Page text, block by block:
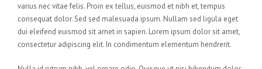
varius nec vitae felis. Proin ex tellus, euismod et nibh et, tempus
consequat dolor. Sed sed malesuada ipsum. Nullam sed ligula eget
dui eleifend euismod sit amet in sapien. Lorem ipsum dolor sit amet,
consectetur adipiscing elit. In condimentum elementum hendrerit.